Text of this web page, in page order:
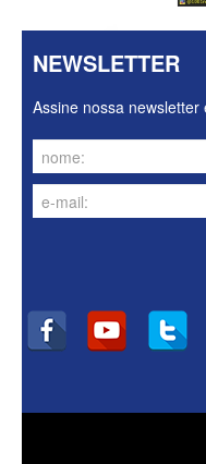
NEWSLETTER
Assine nossa